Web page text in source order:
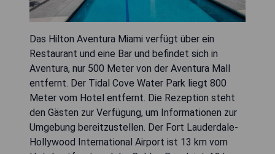
Das Hilton Aventura Miami verfügt über ein
Restaurant und eine Bar und befindet sich in
Aventura, nur 500 Meter von der Aventura Mall
entfernt. Der Tidal Cove Water Park liegt 800
Meter vom Hotel entfernt. Die Rezeption steht
den Gästen zur Verfügung, um Informationen zur
Umgebung bereitzustellen. Der Fort Lauderdale-
Hollywood International Airport ist 13 km vom